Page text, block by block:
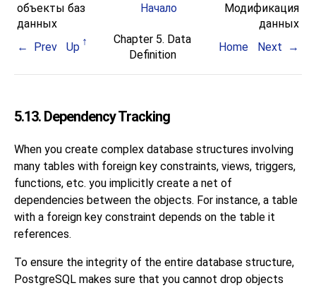
объекты баз
данных
Начало
Модификация
данных
Prev
Up
Chapter 5. Data
Definition
Home Next
5.13. Dependency Tracking
When you create complex database structures involving
many tables with foreign key constraints, views, triggers,
functions, etc. you implicitly create a net of
dependencies between the objects. For instance, a table
with a foreign key constraint depends on the table it
references.
To ensure the integrity of the entire database structure,
PostgreSQL makes sure that you cannot drop objects